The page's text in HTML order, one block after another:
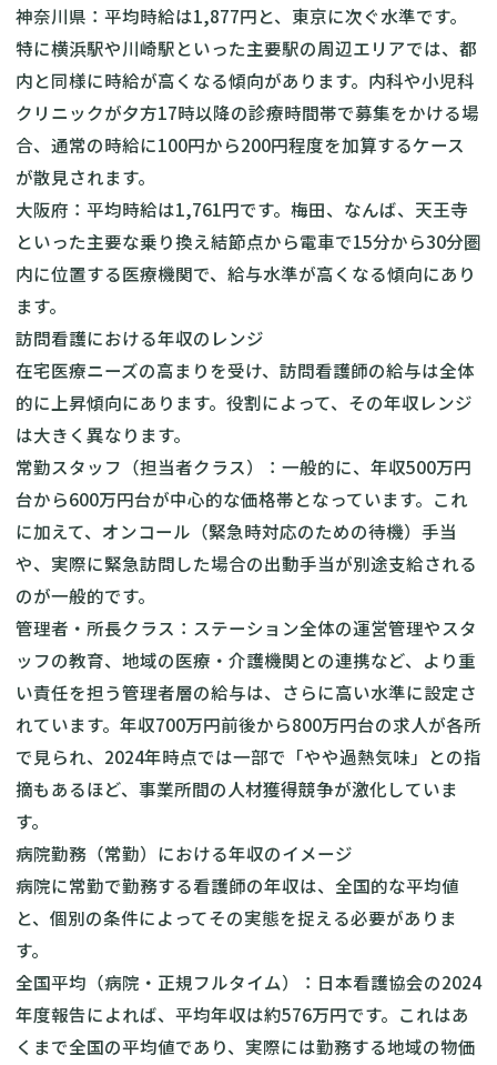
神奈川県：平均時給は1,877円と、東京に次ぐ水準です。
特に横浜駅や川崎駅といった主要駅の周辺エリアでは、都
内と同様に時給が高くなる傾向があります。内科や小児科
クリニックが夕方17時以降の診療時間帯で募集をかける場
合、通常の時給に100円から200円程度を加算するケース
が散見されます。
大阪府：平均時給は1,761円です。梅田、なんば、天王寺
といった主要な乗り換え結節点から電車で15分から30分圏
内に位置する医療機関で、給与水準が高くなる傾向にあり
ます。
訪問看護における年収のレンジ
在宅医療ニーズの高まりを受け、訪問看護師の給与は全体
的に上昇傾向にあります。役割によって、その年収レンジ
は大きく異なります。
常勤スタッフ（担当者クラス）：一般的に、年収500万円
台から600万円台が中心的な価格帯となっています。これ
に加えて、オンコール（緊急時対応のための待機）手当
や、実際に緊急訪問した場合の出動手当が別途支給される
のが一般的です。
管理者・所長クラス：ステーション全体の運営管理やスタ
ッフの教育、地域の医療・介護機関との連携など、より重
い責任を担う管理者層の給与は、さらに高い水準に設定さ
れています。年収700万円前後から800万円台の求人が各所
で見られ、2024年時点では一部で「やや過熱気味」との指
摘もあるほど、事業所間の人材獲得競争が激化していま
す。
病院勤務（常勤）における年収のイメージ
病院に常勤で勤務する看護師の年収は、全国的な平均値
と、個別の条件によってその実態を捉える必要がありま
す。
全国平均（病院・正規フルタイム）：日本看護協会の2024
年度報告によれば、平均年収は約576万円です。これはあ
くまで全国の平均値であり、実際には勤務する地域の物価